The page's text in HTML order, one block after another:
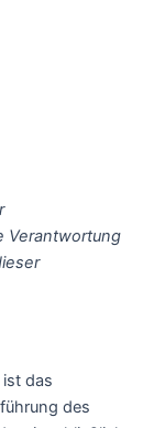
Verantwortung
ist das
des